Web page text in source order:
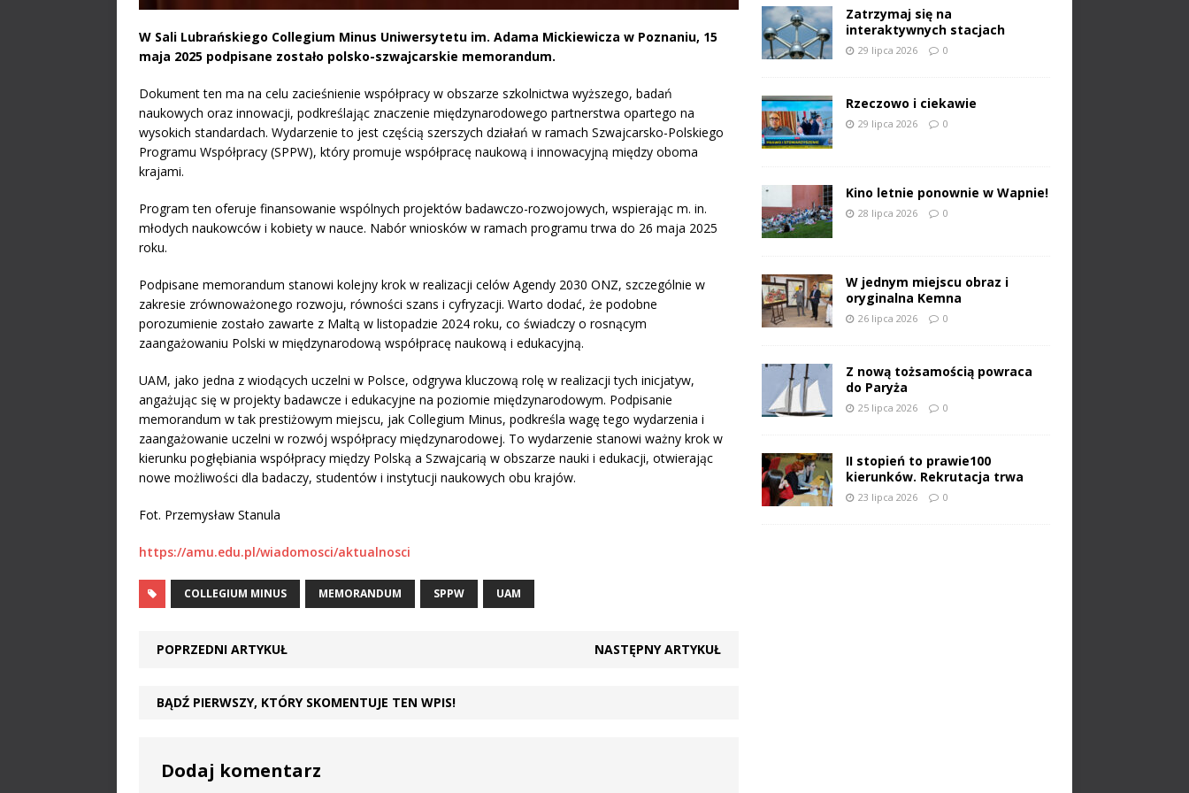
W Sali Lubrańskiego Collegium Minus Uniwersytetu im. Adama Mickiewicza w Poznaniu, 15
maja 2025 podpisane zostało polsko-szwajcarskie memorandum.
Dokument ten ma na celu zacieśnienie współpracy w obszarze szkolnictwa wyższego, badań
naukowych oraz innowacji, podkreślając znaczenie międzynarodowego partnerstwa opartego na
wysokich standardach. Wydarzenie to jest częścią szerszych działań w ramach Szwajcarsko-Polskiego
Programu Współpracy (SPPW), który promuje współpracę naukową i innowacyjną między oboma
krajami.
Program ten oferuje finansowanie wspólnych projektów badawczo-rozwojowych, wspierając m. in.
młodych naukowców i kobiety w nauce. Nabór wniosków w ramach programu trwa do 26 maja 2025
roku.
Podpisane memorandum stanowi kolejny krok w realizacji celów Agendy 2030 ONZ, szczególnie w
zakresie zrównoważonego rozwoju, równości szans i cyfryzacji. Warto dodać, że podobne
porozumienie zostało zawarte z Maltą w listopadzie 2024 roku, co świadczy o rosnącym
zaangażowaniu Polski w międzynarodową współpracę naukową i edukacyjną.
UAM, jako jedna z wiodących uczelni w Polsce, odgrywa kluczową rolę w realizacji tych inicjatyw,
angażując się w projekty badawcze i edukacyjne na poziomie międzynarodowym. Podpisanie
memorandum w tak prestiżowym miejscu, jak Collegium Minus, podkreśla wagę tego wydarzenia i
zaangażowanie uczelni w rozwój współpracy międzynarodowej. To wydarzenie stanowi ważny krok w
kierunku pogłębiania współpracy między Polską a Szwajcarią w obszarze nauki i edukacji, otwierając
nowe możliwości dla badaczy, studentów i instytucji naukowych obu krajów.
Fot. Przemysław Stanula
https://amu.edu.pl/wiadomosci/aktualnosci
COLLEGIUM MINUS MEMORANDUM SPPW UAM
POPRZEDNI ARTYKUŁ NASTĘPNY ARTYKUŁ
BĄDŹ PIERWSZY, KTÓRY SKOMENTUJE TEN WPIS!
Dodaj komentarz
Zatrzymaj się na
interaktywnych stacjach
29 lipca 2026 0
Rzeczowo i ciekawie
29 lipca 2026 0
Kino letnie ponownie w Wapnie!
28 lipca 2026 0
W jednym miejscu obraz i
oryginalna Kemna
26 lipca 2026 0
Z nową tożsamością powraca
do Paryża
25 lipca 2026 0
II stopień to prawie100
kierunków. Rekrutacja trwa
23 lipca 2026 0